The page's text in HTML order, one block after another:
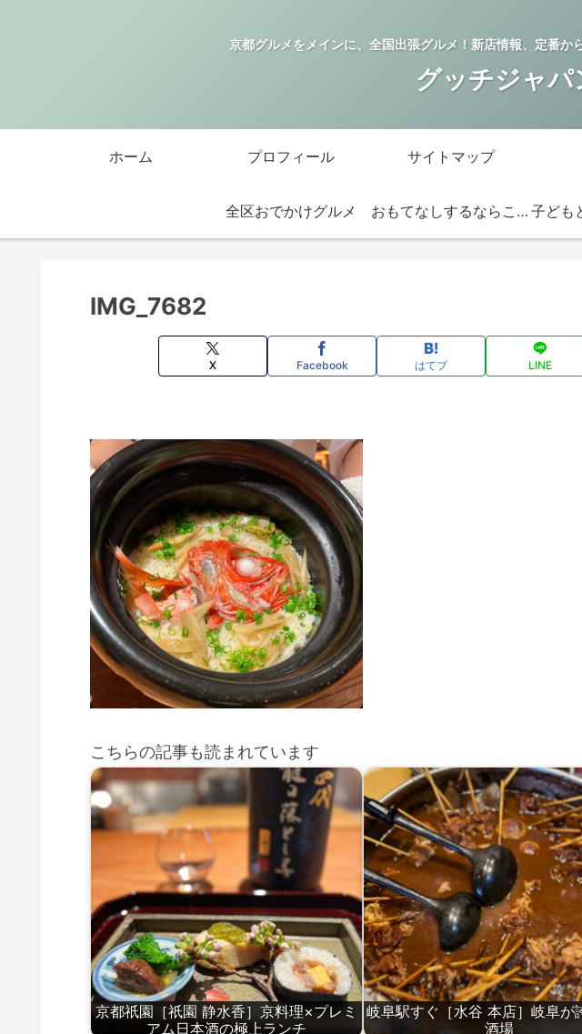
京都グルメをメインに、全国出張グルメ！新店情報、定番か
グッチジャパ
ホーム プロフィール サイトマップ
全区おでかけグルメ おもてなしするならこの店
IMG_7682
X Facebook はてブ LINE
こちらの記事も読まれています
京都祇園［祇園 静水香］京料理×プレミ
アム日本酒の極上ランチ
岐阜駅すぐ［水谷 本店］岐阜が
酒場